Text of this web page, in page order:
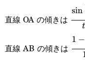
直線 OA の傾きは
t
sin
直線 AB の傾きは
1 −